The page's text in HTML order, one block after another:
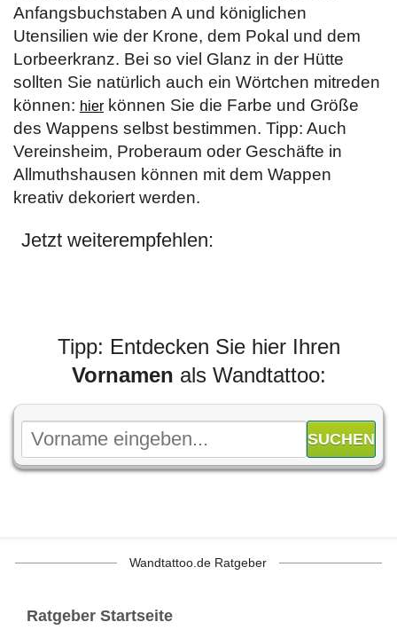
Anfangsbuchstaben A und königlichen
Utensilien wie der Krone, dem Pokal und dem
Lorbeerkranz. Bei so viel Glanz in der Hütte
sollten Sie natürlich auch ein Wörtchen mitreden
können: hier können Sie die Farbe und Größe
des Wappens selbst bestimmen. Tipp: Auch
Vereinsheim, Proberaum oder Geschäfte in
Allmuthshausen können mit dem Wappen
kreativ dekoriert werden.
Jetzt weiterempfehlen:
Tipp: Entdecken Sie hier Ihren
Vornamen als Wandtattoo:
Wandtattoo.de Ratgeber
Ratgeber Startseite